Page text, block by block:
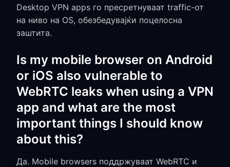
Desktop VPN apps го пресретнуваат traffic-от
на ниво на OS, обезбедувајќи поцелосна
заштита.
Is my mobile browser on Android
or iOS also vulnerable to
WebRTC leaks when using a VPN
app and what are the most
important things I should know
about this?
Да. Mobile browsers поддржуваат WebRTC и